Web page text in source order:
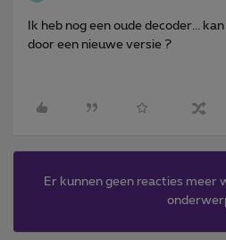
Ik heb nog een oude decoder...
door een nieuwe versie ?
Er kunnen geen reacties meer